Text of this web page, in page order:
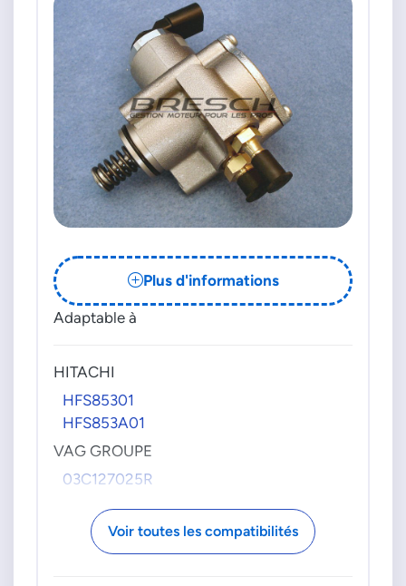
Plus d'informations
Adaptable à
HITACHI
HFS85301
HFS853A01
VAG GROUPE
03C127025R
Voir toutes les compatibilités